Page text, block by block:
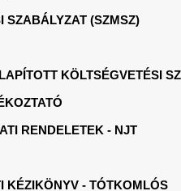
SZABÁLYZAT (SZMSZ)
KÖLTSÉGVETÉSI
RENDELETEK - NJT
KÉZIKÖNYV - TÓTKOMLÓS